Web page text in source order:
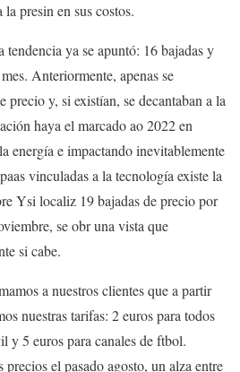
presin en sus costos.
ya se apuntó: 16 bajadas y
Anteriormente, apenas se
precio y, si existían, se decantaban a la
haya el marcado ao 2022 en
energía e impactando inevitablemente
vinculadas a la tecnología existe la
Ysi localiz 19 bajadas de precio por
se obr una vista que
si cabe.
a nuestros clientes que a partir
nuestras tarifas: 2 euros para todos
y 5 euros para canales de ftbol.
el pasado agosto, un alza entre